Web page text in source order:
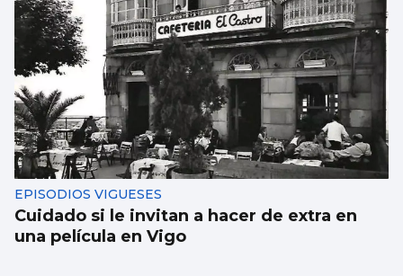
EPISODIOS VIGUESES
Cuidado si le invitan a hacer de extra en
una película en Vigo